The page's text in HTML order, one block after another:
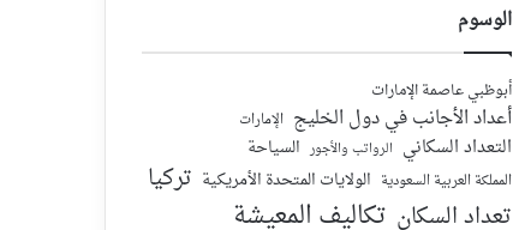
الوسوم
أبوظبي عاصمة الإمارات
أعداد الأجانب في دول الخليج الإمارات
التعداد السكاني الرواتب والأجور السياحة
المملكة العربية السعودية الولايات المتحدة الأمريكية تركيا
تعداد السكان تكاليف المعيشة